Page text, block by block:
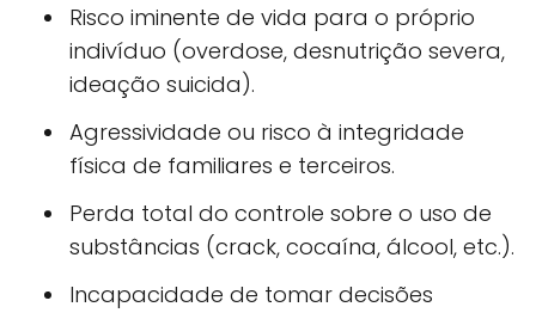
Risco iminente de vida para o próprio
indivíduo (overdose, desnutrição severa,
ideação suicida).
Agressividade ou risco à integridade
física de familiares e terceiros.
Perda total do controle sobre o uso de
substâncias (crack, cocaína, álcool, etc.).
Incapacidade de tomar decisões